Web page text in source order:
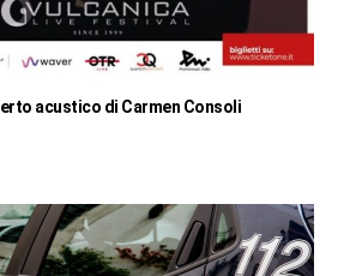
acustico di Carmen Consoli